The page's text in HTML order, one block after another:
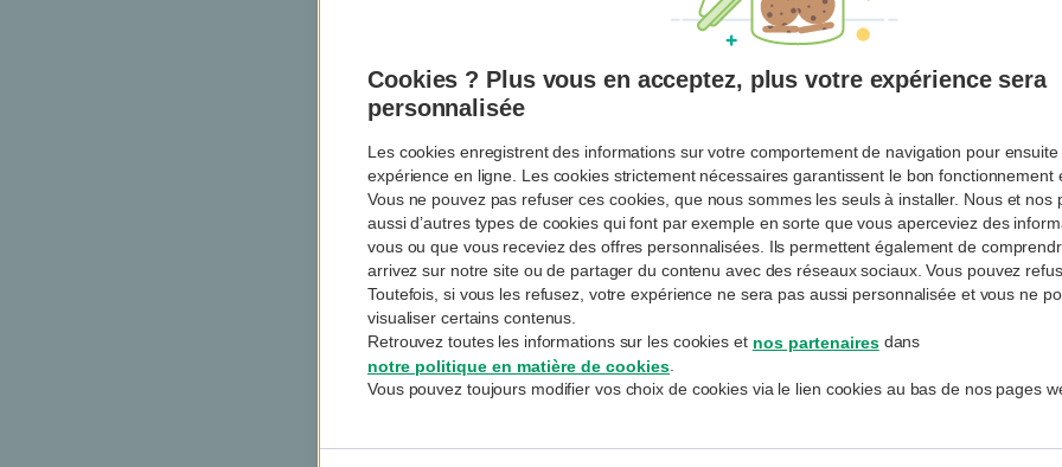
Restez connecté-e
Inscription
Vous n'avez pas encore créé de profil
MyExperts ou avez oublié votre identifiant ?
Parlez-en à votre conseiller ou conseillère
La banque traite vos données personnelles conformément à
Cookies ? Plus vous en acceptez, plus votre expérience sera
personnalisée
Les cookies enregistrent des informations sur votre comportement de navigation pour
expérience en ligne. Les cookies strictement nécessaires garantissent le bon fonctionnement
Vous ne pouvez pas refuser ces cookies, que nous sommes les seuls à installer. Nous et nos
aussi d’autres types de cookies qui font par exemple en sorte que vous aperceviez des
vous ou que vous receviez des offres personnalisées. Ils permettent également de
arrivez sur notre site ou de partager du contenu avec des réseaux sociaux. Vous pouvez
Toutefois, si vous les refusez, votre expérience ne sera pas aussi personnalisée et vous ne
visualiser certains contenus.
Retrouvez toutes les informations sur les cookies et nos partenairesdans
notre politique en matière de cookies
Vous pouvez toujours modifier vos choix de cookies via le lien cookies au bas de nos pages